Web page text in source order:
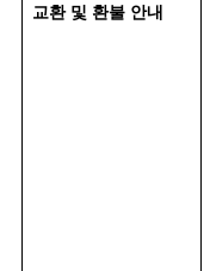
교환 및 환불 안내